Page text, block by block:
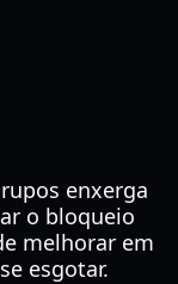
enxerga
o bloqueio
melhorar em
esgotar.